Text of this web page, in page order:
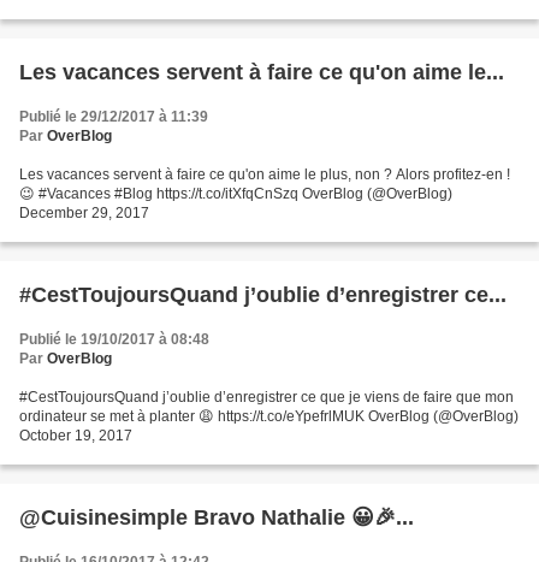
Les vacances servent à faire ce qu'on aime le...
Publié le 29/12/2017 à 11:39
Par OverBlog
Les vacances servent à faire ce qu'on aime le plus, non ? Alors profitez-en !
😉 #Vacances #Blog https://t.co/itXfqCnSzq OverBlog (@OverBlog)
December 29, 2017
#CestToujoursQuand j’oublie d’enregistrer ce...
Publié le 19/10/2017 à 08:48
Par OverBlog
#CestToujoursQuand j’oublie d’enregistrer ce que je viens de faire que mon
ordinateur se met à planter 😩 https://t.co/eYpefrlMUK OverBlog (@OverBlog)
October 19, 2017
@Cuisinesimple Bravo Nathalie 😀🎉...